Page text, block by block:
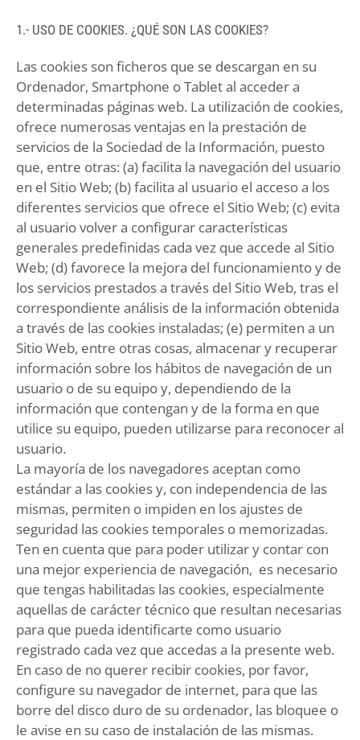
1.- USO DE COOKIES. ¿QUÉ SON LAS COOKIES?
Las cookies son ficheros que se descargan en su
Ordenador, Smartphone o Tablet al acceder a
determinadas páginas web. La utilización de cookies,
ofrece numerosas ventajas en la prestación de
servicios de la Sociedad de la Información, puesto
que, entre otras: (a) facilita la navegación del usuario
en el Sitio Web; (b) facilita al usuario el acceso a los
diferentes servicios que ofrece el Sitio Web; (c) evita
al usuario volver a configurar características
generales predefinidas cada vez que accede al Sitio
Web; (d) favorece la mejora del funcionamiento y de
los servicios prestados a través del Sitio Web, tras el
correspondiente análisis de la información obtenida
a través de las cookies instaladas; (e) permiten a un
Sitio Web, entre otras cosas, almacenar y recuperar
información sobre los hábitos de navegación de un
usuario o de su equipo y, dependiendo de la
información que contengan y de la forma en que
utilice su equipo, pueden utilizarse para reconocer al
usuario.
La mayoría de los navegadores aceptan como
estándar a las cookies y, con independencia de las
mismas, permiten o impiden en los ajustes de
seguridad las cookies temporales o memorizadas.
Ten en cuenta que para poder utilizar y contar con
una mejor experiencia de navegación, es necesario
que tengas habilitadas las cookies, especialmente
aquellas de carácter técnico que resultan necesarias
para que pueda identificarte como usuario
registrado cada vez que accedas a la presente web.
En caso de no querer recibir cookies, por favor,
configure su navegador de internet, para que las
borre del disco duro de su ordenador, las bloquee o
le avise en su caso de instalación de las mismas.